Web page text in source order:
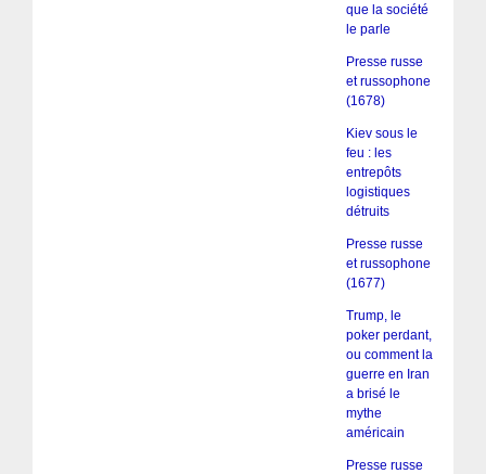
que la société
le parle
Presse russe
et russophone
(1678)
Kiev sous le
feu : les
entrepôts
logistiques
détruits
Presse russe
et russophone
(1677)
Trump, le
poker perdant,
ou comment la
guerre en Iran
a brisé le
mythe
américain
Presse russe